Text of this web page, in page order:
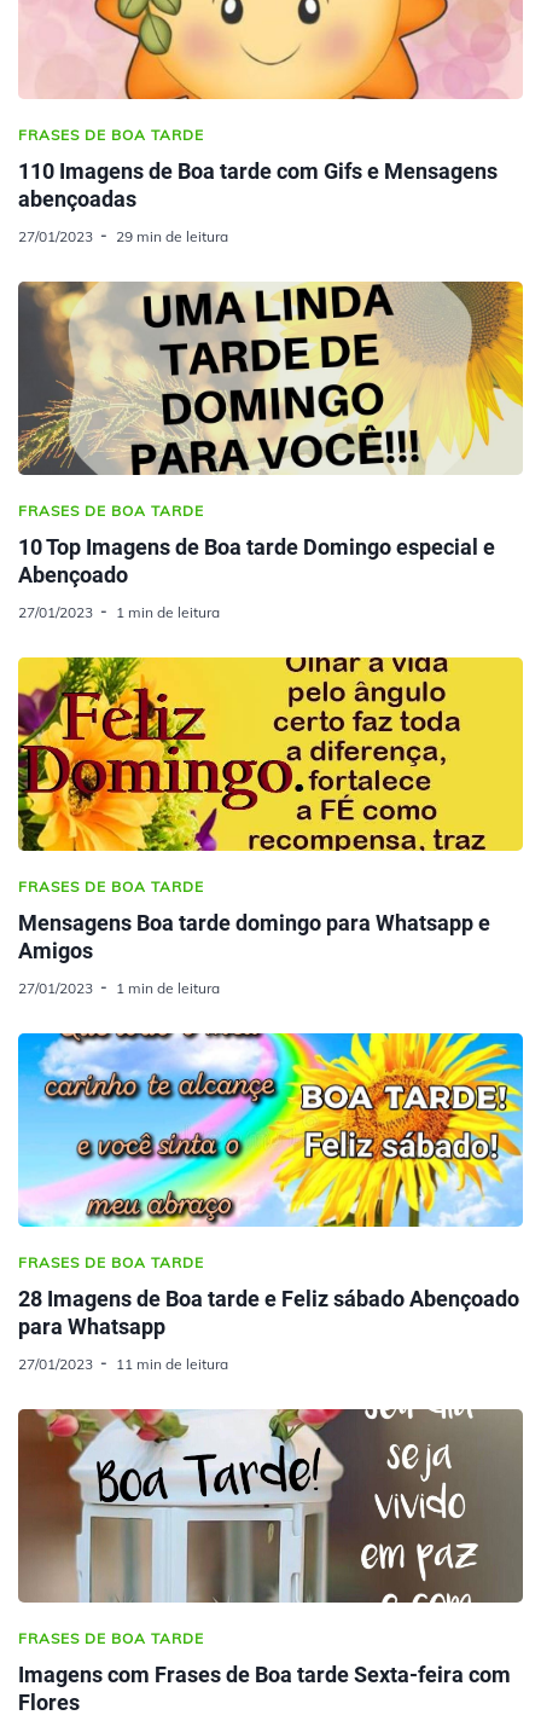
FRASES DE BOA TARDE
110 Imagens de Boa tarde com Gifs e Mensagens
abençoadas
27/01/2023 29 min de leitura
FRASES DE BOA TARDE
10 Top Imagens de Boa tarde Domingo especial e
Abençoado
27/01/2023 1 min de leitura
FRASES DE BOA TARDE
Mensagens Boa tarde domingo para Whatsapp e
Amigos
27/01/2023 1 min de leitura
FRASES DE BOA TARDE
28 Imagens de Boa tarde e Feliz sábado Abençoado
para Whatsapp
27/01/2023 11 min de leitura
FRASES DE BOA TARDE
Imagens com Frases de Boa tarde Sexta-feira com
Flores